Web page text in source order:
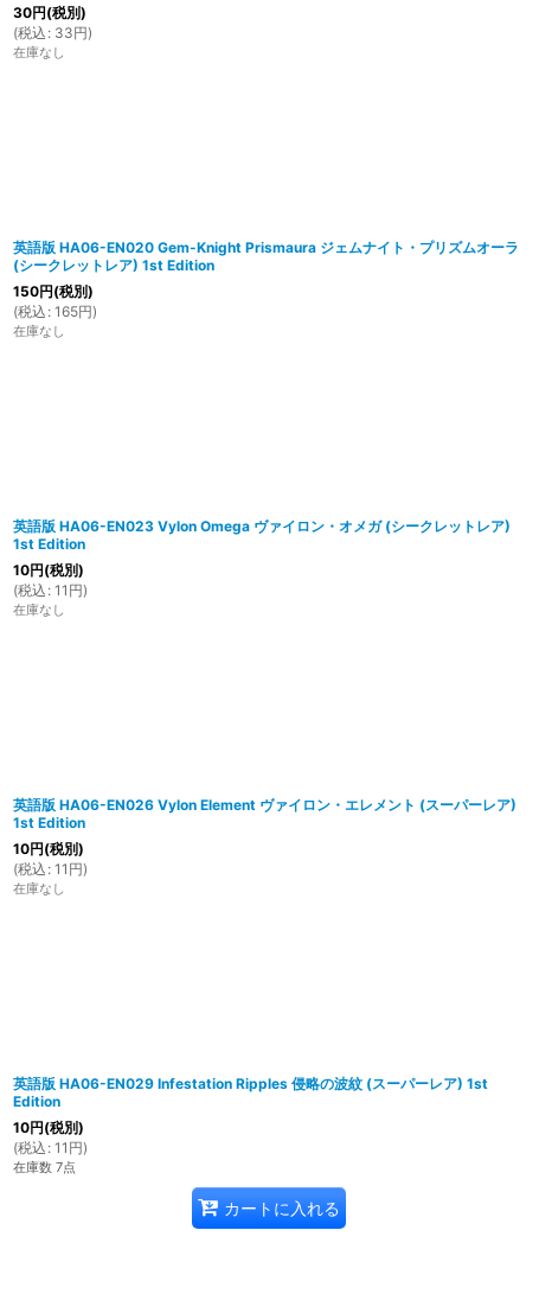
30円(税別)
(税込 : 33円)
在庫なし
英語版 HA06-EN020 Gem-Knight Prismaura ジェムナイト・プリズムオーラ
(シークレットレア) 1st Edition
150円(税別)
(税込 : 165円)
在庫なし
英語版 HA06-EN023 Vylon Omega ヴァイロン・オメガ (シークレットレア)
1st Edition
10円(税別)
(税込 : 11 円)
在庫なし
英語版 HA06-EN026 Vylon Element ヴァイロン・エレメント (スーパーレア)
1st Edition
10円(税別)
(税込 : 11 円)
在庫なし
英語版 HA06-EN029 Infestation Ripples 侵略の波紋 (スーパーレア) 1st
Edition
10円(税別)
(税込 : 11 円)
在庫数 7点
カートに入れる